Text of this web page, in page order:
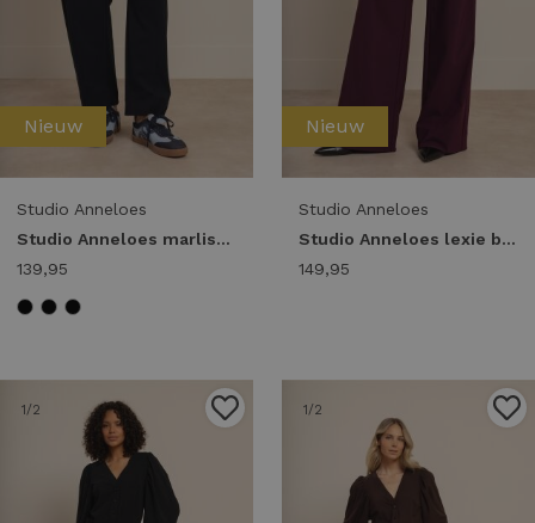
Nieuw
Studio Anneloes
Studio Anneloes marlise barrel trousers 94861 Broek 6900 dark blue
139,95
Nieuw
Studio Anneloes
Studio Anneloes lexie bonded trousers 94802 Broek 3800 blackberry
149,95
1/2 1/2